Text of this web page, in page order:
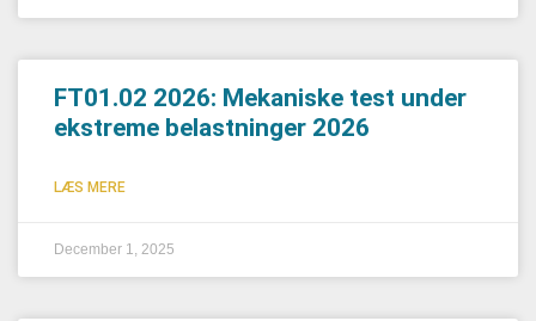
FT01.02 2026: Mekaniske test under
ekstreme belastninger 2026
LÆS MERE
December 1, 2025